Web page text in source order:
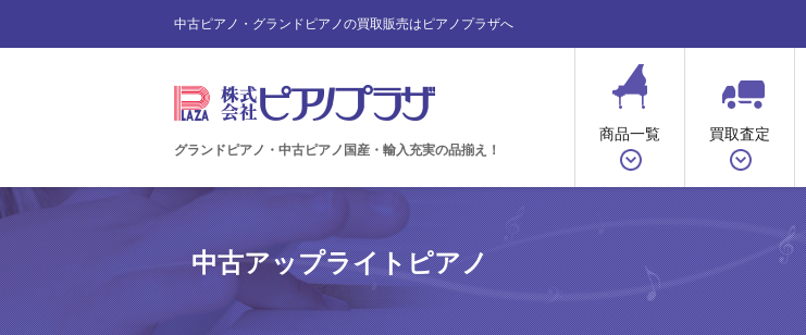
中古ピアノ・グランドピアノの買取販売はピアノプラザへ
グランドピアノ・中古ピアノ国産・輸入充実の品揃え！
商品一覧 買取査定
中古アップライトピアノ